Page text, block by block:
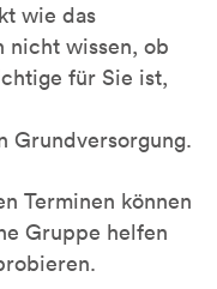
wie das
nicht wissen, ob
für Sie ist,
Grundversorgung.
Terminen können
Gruppe helfen